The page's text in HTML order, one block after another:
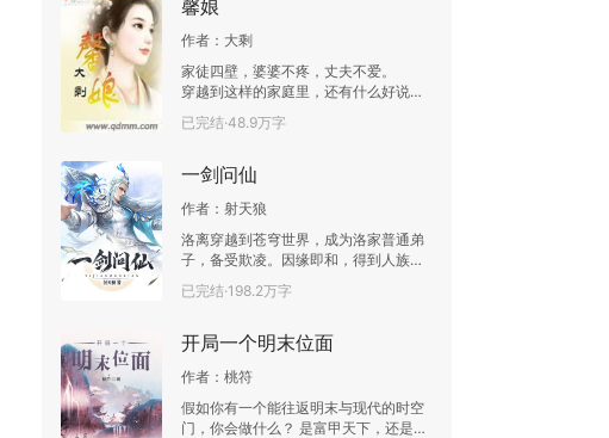
漂亮，还是灵石不够花？谁让你去修炼
没有叶无！”
馨娘
作者： 大剩
家徒四壁，婆婆不疼，丈夫不爱。
穿越到这样的家庭里，还有什么好说
的，一句话，和离，必须马上。 好
吧，小包子，跟着娘亲奔小康去。
－－－－－－－－－－－－－ 本文
商，当然，肯定少不了男主角啦
***** 粉红累积五张加更，单天订
阅满三百加更。
已完结·48.9万字
一剑问仙
作者： 射天狼
洛离穿越到苍穹世界，成为洛家普通弟
子，备受欺凌。因缘即和，得到人族最
强者西王母传授昆仑十二金仙之道，被
西王母认为他是西王母之师父转世重
一个穿越众，得到十二金仙秘法，必备
年内，乘着西王母沉眠，杀上人类圣地
昆仑山，击杀西王母。他不知道，其实
他真的就是强者转世，之所以穿越，就
已完结·198.2万字
开局一个明末位面
作者： 桃符
假如你有一个能往返明末与现代的时空
门，你会做什么？ 是富甲天下，还是安